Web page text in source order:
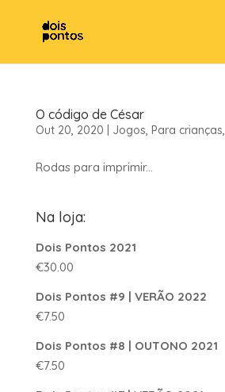
O código de César
Out 20, 2020 Jogos, Para crianças,
Rodas para imprimir...
Na loja:
Dois Pontos 2021
€30.00
Dois Pontos #9 | VERÃO 2022
€7.50
Dois Pontos #8 | OUTONO 2021
€7.50